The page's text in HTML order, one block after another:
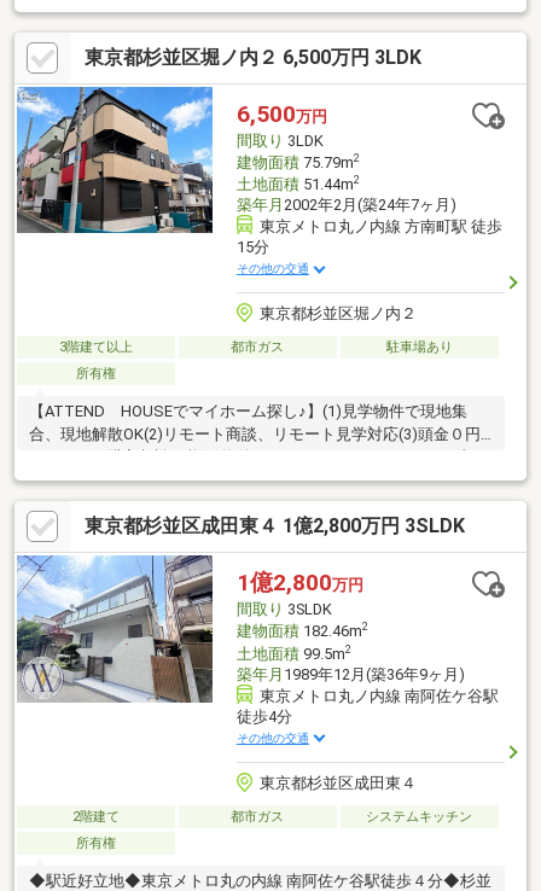
15.0ｍ公道《POINT》◎旭化成ホームズ(株)施工のヘーベルハウス
◎新高円寺駅徒歩6分の好立地◎前面道路幅員約15ｍ◎南東向き
につき日照・通風良好◎ロングライフ住宅を支える、旭化成独自
の「60年点検システム」
東京都杉並区堀ノ内２ 6,500万円 3LDK
6,500万円
間取り 3LDK
建物面積75.79m2
土地面積51.44m2
築年月 2002年2月(築24年7ヶ月)
東京メトロ丸ノ内線 方南町駅 徒歩
15分
その他の交通
東京都杉並区堀ノ内２
3階建て以上 都市ガス
駐車場あり
所有権
【ATTEND HOUSEでマイホーム探し♪】(1)見学物件で現地集
合、現地解散OK(2)リモート商談、リモート見学対応(3)頭金０円
お伝え致します！(5)資料請求のみも大歓迎です！お気軽にお問合
せ下さいませ！【ATTEND HOUSEで住宅ローン審査】・提携金
融機関・金利 /０．９４５％変動タイプ☆大手銀行な
らではの金利の低さに加え、担当者がお手続きを全面サポート致
します！☆審査手続きはネットや対面型等、お客様のご希望に応
じて対応可能！！
東京都杉並区成田東４ 1億2,800万円 3SLDK
1億2,800万円
間取り 3SLDK
建物面積182.46m2
土地面積99.5m2
築年月 1989年12月(築36年9ヶ月)
東京メトロ丸ノ内線 南阿佐ケ谷駅
徒歩4分
その他の交通
東京都杉並区成田東４
2階建て 都市ガス
システムキッチン
所有権
◆駅近好立地◆東京メトロ丸の内線 南阿佐ケ谷駅徒歩４分◆杉並